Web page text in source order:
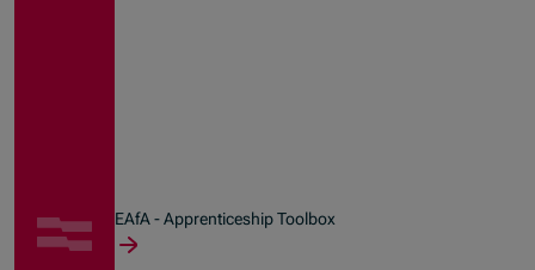
EAfA - Apprenticeship Toolbox